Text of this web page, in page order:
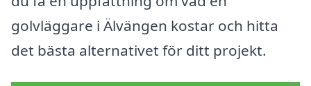
golvläggare i Älvängen kostar och hitta
det bästa alternativet för ditt projekt.